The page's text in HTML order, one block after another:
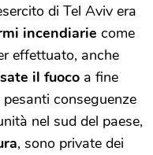
di Tel Aviv era
incendiarie come
effettuato, anche
il fuoco a fine
conseguenze
nel sud del paese,
, sono private dei